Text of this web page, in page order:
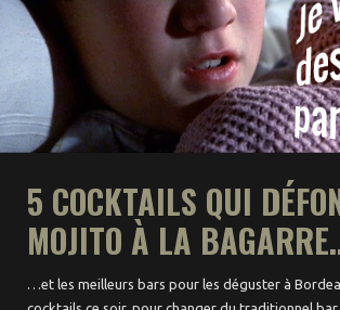
5 COCKTAILS QUI
MOJITO À LA
…et les meilleurs bars pour les déguster à